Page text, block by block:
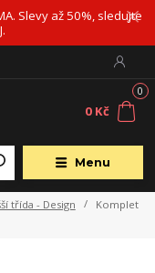
Slevy až 50%, sledujte
Menu
0
0 Kč
třída - Design
Komplet